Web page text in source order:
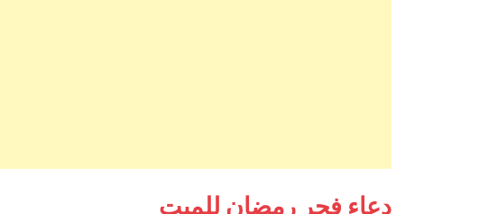
دعاء فجر رمضان للميت